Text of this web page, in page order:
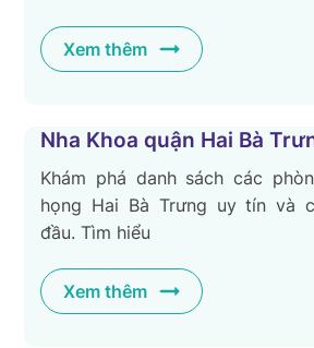
Xem thêm
Nha Khoa quận Hai Bà
Khám phá danh sách các
họng Hai Bà Trưng uy tín và
đầu. Tìm hiểu
Xem thêm